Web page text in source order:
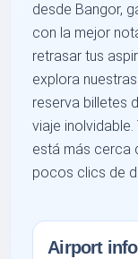
desde Bangor,
con la mejor
retrasar tus
explora
reserva billetes
viaje
está más cerca
pocos clics de
Airport